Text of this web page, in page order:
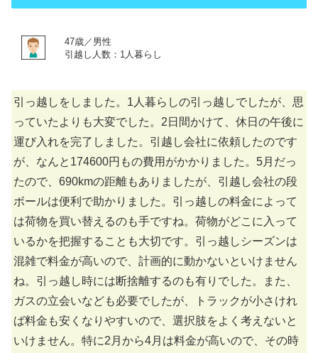
47歳／男性
引越し人数：1人暮らし
引っ越しをしました。1人暮らしの引っ越しでしたが、思
っていたよりも大変でした。2日間かけて、休日の午後に
運び入れを完了しました。引越し会社に依頼したのです
が、なんと174600円もの費用がかかりました。5月だっ
たので、690kmの距離もありましたが、引越し会社の段
ボールは便利で助かりました。引っ越しの料金によって
は荷物を買い替えるのも手ですね。荷物がどこに入って
いるかを把握することも大切です。引っ越しシーズンは
混雑で料金が高いので、計画的に動かないといけません
ね。引っ越し時には断捨離するのも有りでした。また、
ガスの立会いなども必要でしたが、トラックが小さけれ
ば料金も安くなりやすいので、選択肢をよく考えないと
いけません。特に2月から4月は料金が高いので、その時